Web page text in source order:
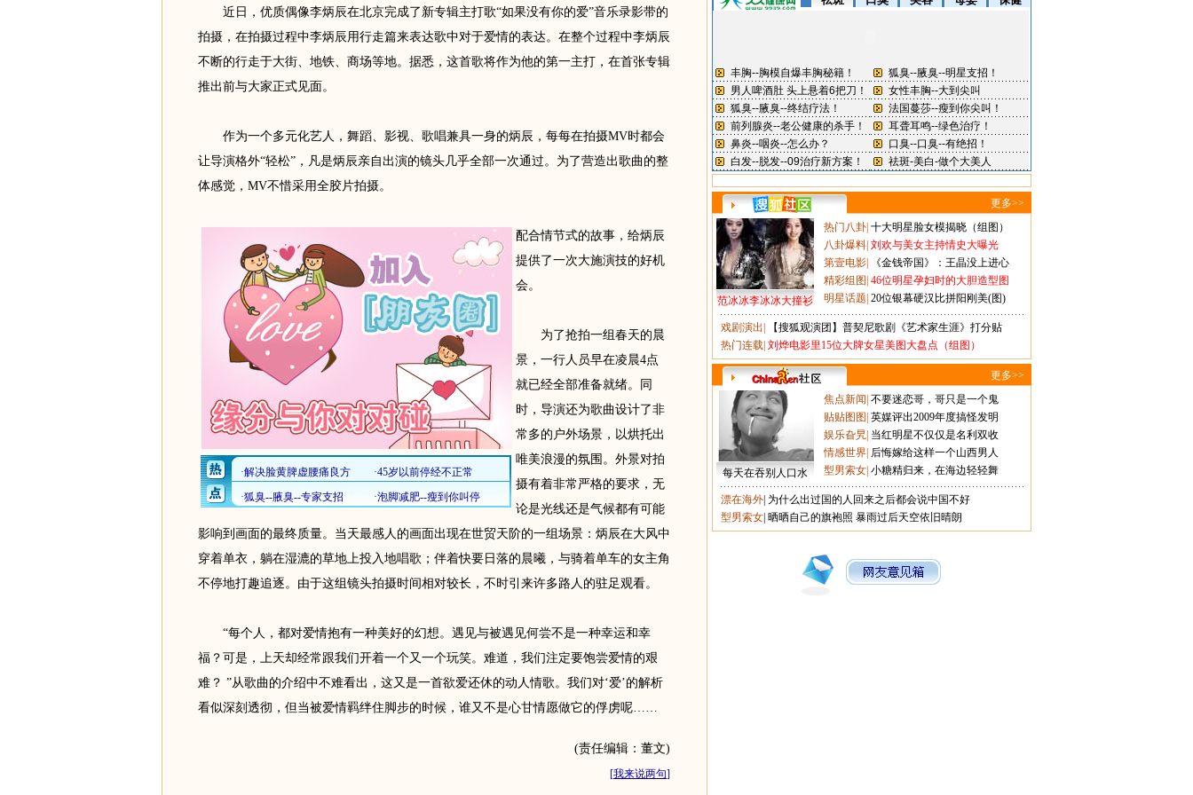
近日，优质偶像李炳辰在北京完成了新专辑主打歌“如果没有你的爱”音乐录影带的
拍摄，在拍摄过程中李炳辰用行走篇来表达歌中对于爱情的表达。在整个过程中李炳辰
不断的行走于大街、地铁、商场等地。据悉，这首歌将作为他的第一主打，在首张专辑
推出前与大家正式见面。
作为一个多元化艺人，舞蹈、影视、歌唱兼具一身的炳辰，每每在拍摄MV时都会
让导演格外“轻松”，凡是炳辰亲自出演的镜头几乎全部一次通过。为了营造出歌曲的整
体感觉，MV不惜采用全胶片拍摄。
配合情节式的故事，给炳辰
提供了一次大施演技的好机
会。
为了抢拍一组春天的晨
景，一行人员早在凌晨4点
就已经全部准备就绪。同
时，导演还为歌曲设计了非
常多的户外场景，以烘托出
唯美浪漫的氛围。外景对拍
摄有着非常严格的要求，无
论是光线还是气候都有可能
影响到画面的最终质量。当天最感人的画面出现在世贸天阶的一组场景：炳辰在大风中
穿着单衣，躺在湿漉的草地上投入地唱歌；伴着快要日落的晨曦，与骑着单车的女主角
不停地打趣追逐。由于这组镜头拍摄时间相对较长，不时引来许多路人的驻足观看。
“每个人，都对爱情抱有一种美好的幻想。遇见与被遇见何尝不是一种幸运和幸
福？可是，上天却经常跟我们开着一个又一个玩笑。难道，我们注定要饱尝爱情的艰
难？ ”从歌曲的介绍中不难看出，这又是一首欲爱还休的动人情歌。我们对‘爱’的解析
看似深刻透彻，但当被爱情羁绊住脚步的时候，谁又不是心甘情愿做它的俘虏呢……
(责任编辑：董文)
[我来说两句]
更多>>
范冰冰李冰冰大撞衫
热门八卦 十大明星脸女模揭晓（组图）
八卦爆料 刘欢与美女主持情史大曝光
第壹电影
《金钱帝国》：王晶没上进心
精彩组图 46位明星孕妇时的大胆造型图
明星话题 20位银幕硬汉比拼阳刚美(图)
戏剧演出
【搜狐观演团】普契尼歌剧《艺术家生涯》打分贴
热门连载 刘烨电影里15位大牌女星美图大盘点（组图）
更多>>
每天在吞别人口水
焦点新闻 不要迷恋哥，哥只是一个鬼
贴贴图图 英媒评出2009年度搞怪发明
娱乐旮旯 当红明星不仅仅是名利双收
情感世界 后悔嫁给这样一个山西男人
型男索女 小糖精归来，在海边轻轻舞
漂在海外 为什么出过国的人回来之后都会说中国不好
型男索女 晒晒自己的旗袍照 暴雨过后天空依旧晴朗